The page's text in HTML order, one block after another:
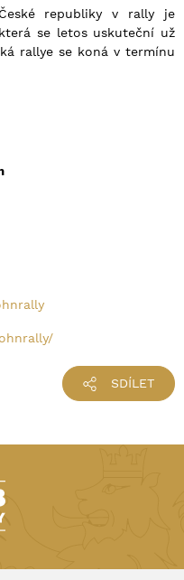
republiky v rally je
se letos uskuteční už
rallye se koná v termínu
SDÍLET